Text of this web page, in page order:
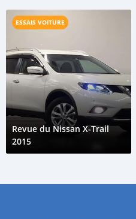
ESSAIS VOITURE
Revue du Nissan X-Trail
2015